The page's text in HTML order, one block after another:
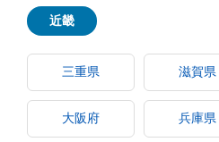
近畿
三重県 滋賀県
大阪府 兵庫県